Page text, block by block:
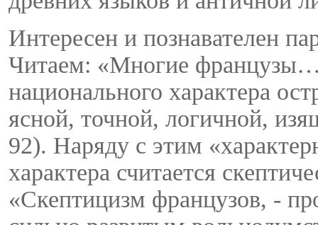
Интересен и познавателен
Читаем: «Многие французы…
национального характера
ясной, точной, логичной,
92). Наряду с этим
характера считается
«Скептицизм французов, -